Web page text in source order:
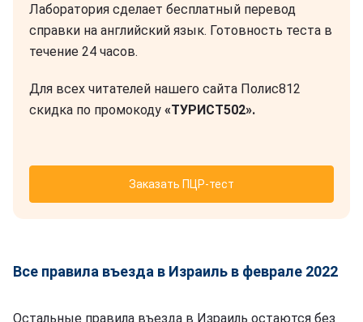
Лаборатория сделает бесплатный перевод
справки на английский язык. Готовность теста в
течение 24 часов.
Для всех читателей нашего сайта Полис812
скидка по промокоду «ТУРИСТ502».
Заказать ПЦР-тест
Все правила въезда в Израиль в феврале 2022
Остальные правила въезда в Израиль остаются без